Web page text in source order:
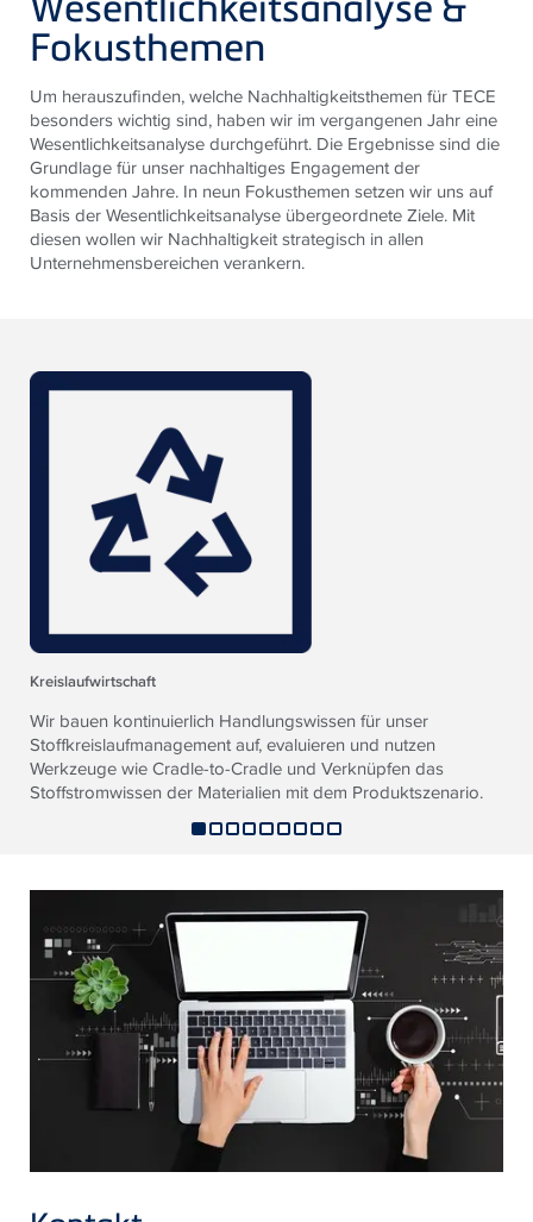
Fokusthemen
Um herauszufinden, welche Nachhaltigkeitsthemen für TECE
besonders wichtig sind, haben wir im vergangenen Jahr eine
Wesentlichkeitsanalyse durchgeführt. Die Ergebnisse sind die
Grundlage für unser nachhaltiges Engagement der
kommenden Jahre. In neun Fokusthemen setzen wir uns auf
Basis der Wesentlichkeitsanalyse übergeordnete Ziele. Mit
diesen wollen wir Nachhaltigkeit strategisch in allen
Unternehmensbereichen verankern.
Kreislaufwirtschaft
Wir bauen kontinuierlich Handlungswissen für unser
Stoffkreislaufmanagement auf, evaluieren und nutzen
Werkzeuge wie Cradle-to-Cradle und Verknüpfen das
Stoffstromwissen der Materialien mit dem Produktszenario.